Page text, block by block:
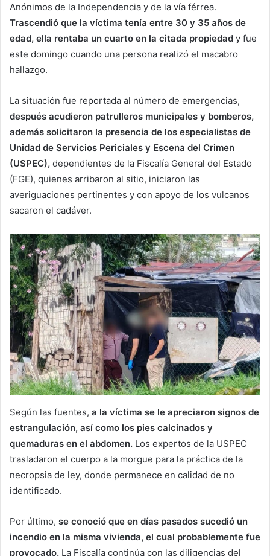
Anónimos de la Independencia y de la vía férrea.
Trascendió que la víctima tenía entre 30 y 35 años de
edad, ella rentaba un cuarto en la citada propiedad y fue
este domingo cuando una persona realizó el macabro
hallazgo.
La situación fue reportada al número de emergencias,
después acudieron patrulleros municipales y bomberos,
además solicitaron la presencia de los especialistas de
Unidad de Servicios Periciales y Escena del Crimen
(USPEC), dependientes de la Fiscalía General del Estado
(FGE), quienes arribaron al sitio, iniciaron las
averiguaciones pertinentes y con apoyo de los vulcanos
sacaron el cadáver.
Según las fuentes, a la víctima se le apreciaron signos de
estrangulación, así como los pies calcinados y
quemaduras en el abdomen. Los expertos de la USPEC
trasladaron el cuerpo a la morgue para la práctica de la
necropsia de ley, donde permanece en calidad de no
identificado.
Por último, se conoció que en días pasados sucedió un
incendio en la misma vivienda, el cual probablemente fue
provocado. La Fiscalía continúa con las diligencias del